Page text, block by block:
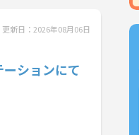
更新日：2026年08月06日
ーションにて